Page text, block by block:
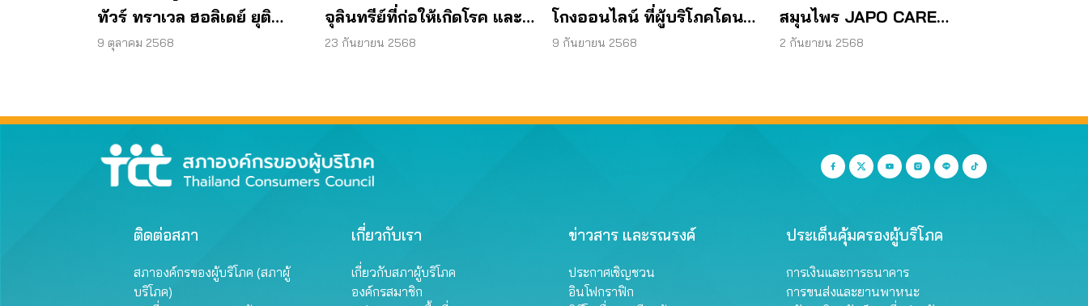
ทัวร์ ทราเวล ฮอลิเดย์ ยุติ
กิจการ ไม่คืนเงินผู้บริโภค
9 ตุลาคม 2568
จุลินทรีย์ที่ก่อให้เกิดโรค และ
พบแบคทีเรีย ยีสต์ และรา เกิน
23 กันยายน 2568
โกงออนไลน์ ที่ผู้บริโภคโดน
หลอกบ่อยที่สุด
9 กันยายน 2568
สมุนไพร JAPO CARE
โฆษณาสรรพคุณเกินจริง
2 กันยายน 2568
ติดต่อสภา
สภาองค์กรของผู้บริโภค (สภาผู้
บริโภค)
เกี่ยวกับเรา
เกี่ยวกับสภาผู้บริโภค
องค์กรสมาชิก
ข่าวสาร และรณรงค์
ประกาศเชิญชวน
อินโฟกราฟิก
ประเด็นคุ้มครองผู้บริโภค
การเงินและการธนาคาร
การขนส่งและยานพาหนะ